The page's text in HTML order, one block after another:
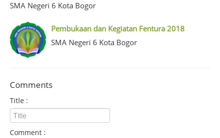
SMA Negeri 6 Kota Bogor
Pembukaan dan Kegiatan Fentura 2018
SMA Negeri 6 Kota Bogor
Comments
Title :
Comment :